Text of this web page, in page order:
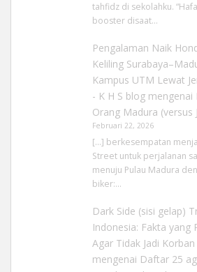
tahfidz di sekolahku.
booster disaat…
Pengalaman Naik
Keliling
Kampus UTM Lewat
- K H S blogmengenai
Orang Madura (versus
Februari 22, 2026
[…] berkesempatan
Street untuk perjalanan
menuju Pulau Madura
biker:…
Dark Side (sisi gelap)
Indonesia: Fakta yang
Agar Tidak Jadi
mengenai Daftar 25